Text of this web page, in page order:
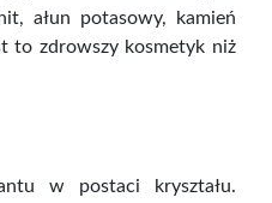
ałun potasowy, kamień
to zdrowszy kosmetyk niż
w postaci kryształu.